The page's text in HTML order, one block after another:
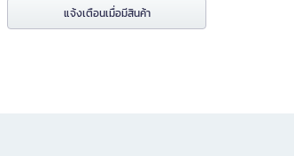
แจ้งเตือนเมื่อมีสินค้า